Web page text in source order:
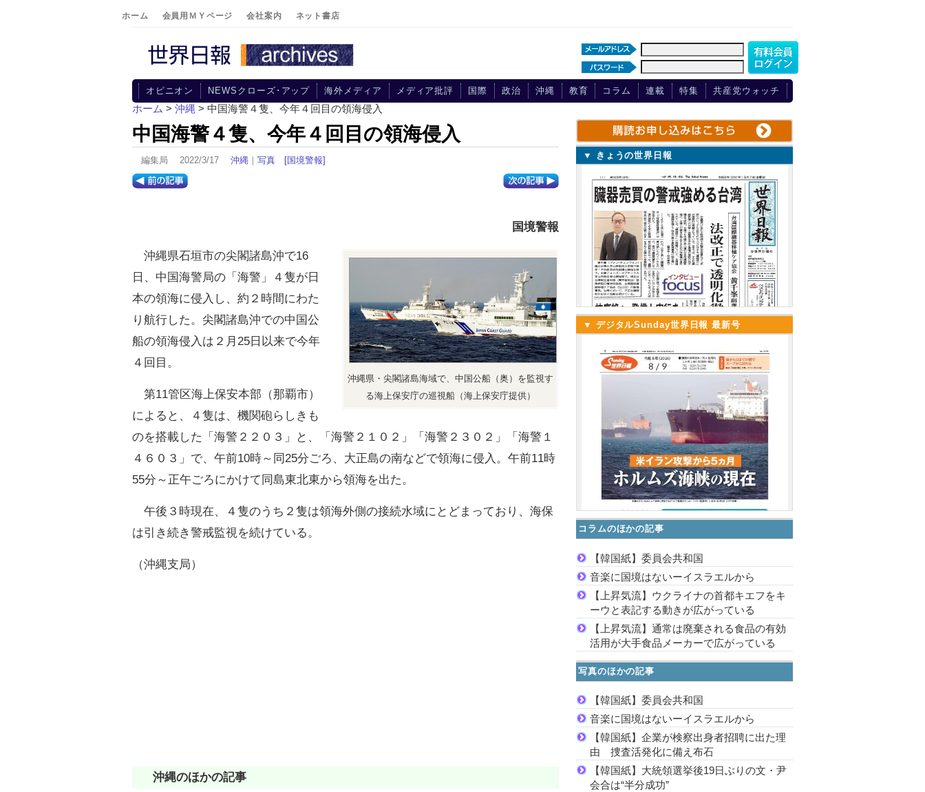
ホーム 会員用ＭＹページ 会社案内 ネット書店
オピニオン NEWSクローズ･アップ 海外メディア メディア批評 国際 政治 沖縄 教育 コラム 連載 特集 共産党ウォッチ
ホーム > 沖縄 > 中国海警４隻、今年４回目の領海侵入
中国海警４隻、今年４回目の領海侵入
編集局 2022/3/17 沖縄 ｜ 写真 [国境警報]
国境警報
沖縄県・尖閣諸島海域で、中国公船（奥）を監視す
る海上保安庁の巡視船（海上保安庁提供）
沖縄県石垣市の尖閣諸島沖で16
日、中国海警局の「海警」４隻が日
本の領海に侵入し、約２時間にわた
り航行した。尖閣諸島沖での中国公
船の領海侵入は２月25日以来で今年
４回目。
第11管区海上保安本部（那覇市）
によると、４隻は、機関砲らしきも
のを搭載した「海警２２０３」と、「海警２１０２」「海警２３０２」「海警１
４６０３」で、午前10時～同25分ごろ、大正島の南などで領海に侵入。午前11時
55分～正午ごろにかけて同島東北東から領海を出た。
午後３時現在、４隻のうち２隻は領海外側の接続水域にとどまっており、海保
は引き続き警戒監視を続けている。
（沖縄支局）
沖縄のほかの記事
▼ きょうの世界日報
▼ デジタルSunday世界日報 最新号
コラムのほかの記事
【韓国紙】委員会共和国
音楽に国境はないーイスラエルから
【上昇気流】ウクライナの首都キエフをキ
ーウと表記する動きが広がっている
【上昇気流】通常は廃棄される食品の有効
活用が大手食品メーカーで広がっている
写真のほかの記事
【韓国紙】委員会共和国
音楽に国境はないーイスラエルから
【韓国紙】企業が検察出身者招聘に出た理
由 捜査活発化に備え布石
【韓国紙】大統領選挙後19日ぶりの文・尹
会合は“半分成功”